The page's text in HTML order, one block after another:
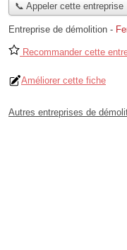
📞 Appeler cette entreprise
Entreprise de démolition -
Recommander cette
Améliorer cette fiche
Autres entreprises de